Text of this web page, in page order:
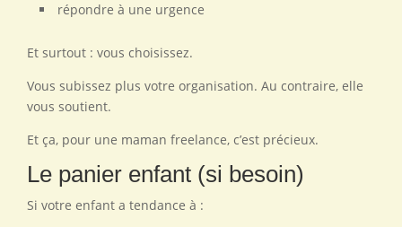
répondre à une urgence
Et surtout : vous choisissez.
Vous subissez plus votre organisation. Au contraire, elle
vous soutient.
Et ça, pour une maman freelance, c’est précieux.
Le panier enfant (si besoin)
Si votre enfant a tendance à :